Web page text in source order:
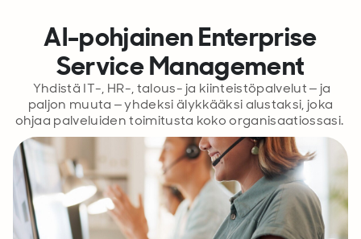
AI-pohjainen Enterprise
Service Management
Yhdistä IT-, HR-, talous- ja kiinteistöpalvelut – ja
paljon muuta – yhdeksi älykkääksi alustaksi, joka
ohjaa palveluiden toimitusta koko organisaatiossasi.